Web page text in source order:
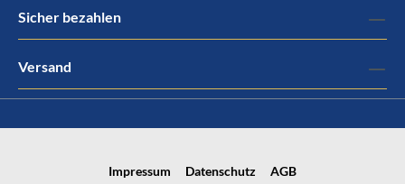
Sicher bezahlen
Versand
Impressum Datenschutz AGB